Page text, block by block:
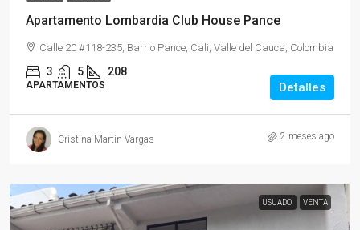
Apartamento Lombardia Club House Pance
Calle 20 #118-235, Barrio Pance, Cali, Valle del Cauca, Colombia
3 5 208
APARTAMENTOS Detalles
Cristina Martin Vargas 2 meses ago
USUADO VENTA